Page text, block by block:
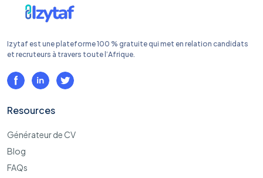
Izytaf est une plateforme 100 % gratuite qui met en relation candidats
et recruteurs à travers toute l’Afrique.
Resources
Générateur de CV
Blog
FAQs